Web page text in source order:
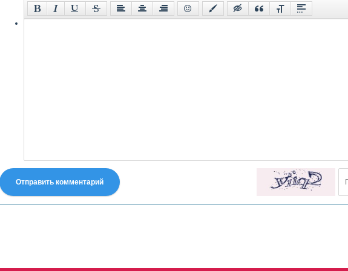
Отправить комментарий